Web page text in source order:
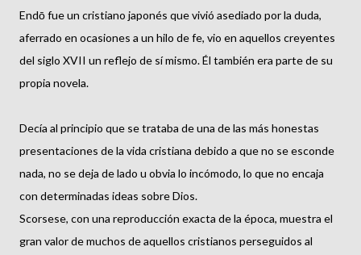
Endō fue un cristiano japonés que vivió asediado por la duda,
aferrado en ocasiones a un hilo de fe, vio en aquellos creyentes
del siglo XVII un reflejo de sí mismo. Él también era parte de su
propia novela.
Decía al principio que se trataba de una de las más honestas
presentaciones de la vida cristiana debido a que no se esconde
nada, no se deja de lado u obvia lo incómodo, lo que no encaja
con determinadas ideas sobre Dios.
Scorsese, con una reproducción exacta de la época, muestra el
gran valor de muchos de aquellos cristianos perseguidos al